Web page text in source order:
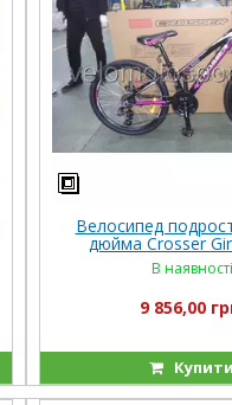
Велосипед
дюйма Crosser
В наявності
9 856,00
Купити